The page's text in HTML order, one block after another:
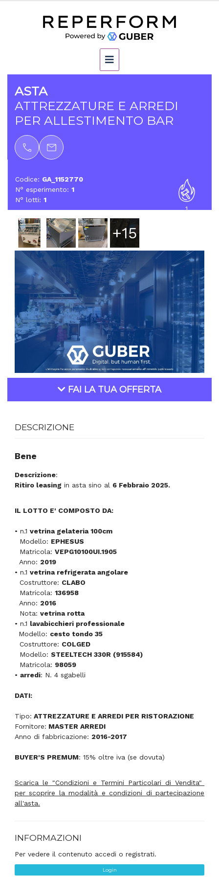
ASTA
ATTREZZATURE E ARREDI
PER ALLESTIMENTO BAR
Codice: GA_1152770
N° esperimento: 1
N° lotti: 1
1
+15
FAI LA TUA OFFERTA
DESCRIZIONE
Bene
Descrizione:
Ritiro leasing in asta sino al 6 Febbraio 2025.
IL LOTTO E' COMPOSTO DA:
• n.1 vetrina gelateria 100cm
Modello: EPHESUS
Matricola: VEPG10100UI.1905
Anno: 2019
• n.1 vetrina refrigerata angolare
Costruttore: CLABO
Matricola: 136958
Anno: 2016
Nota: vetrina rotta
• n.1 lavabicchieri professionale
Modello: cesto tondo 35
Costruttore: COLGED
Modello: STEELTECH 330R (915584)
Matricola: 98059
• arredi: N. 4 sgabelli
DATI:
Tipo: ATTREZZATURE E ARREDI PER RISTORAZIONE
Fornitore: MASTER ARREDI
Anno di fabbricazione: 2016-2017
BUYER'S PREMUM: 15% oltre iva (se dovuta)
Scarica le "Condizioni e Termini Particolari di Vendita"
per scoprire la modalità e condizioni di partecipazione
all'asta.
INFORMAZIONI
Per vedere il contenuto accedi o registrati.
Login